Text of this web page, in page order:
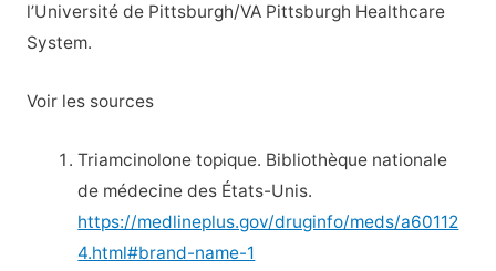
l’Université de Pittsburgh/VA Pittsburgh Healthcare
System.
Voir les sources
Triamcinolone topique. Bibliothèque nationale
de médecine des États-Unis.
https://medlineplus.gov/druginfo/meds/a60112
4.html#brand-name-1